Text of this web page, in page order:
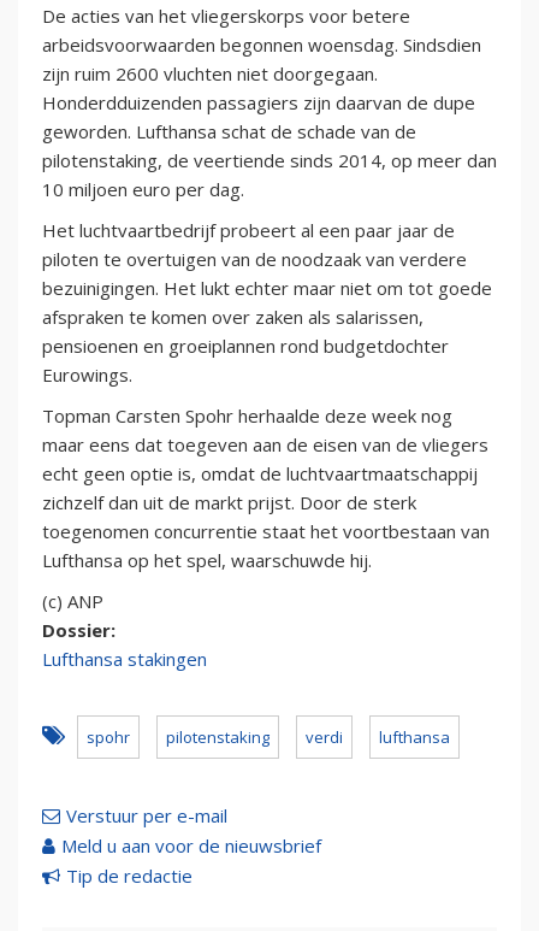
De acties van het vliegerskorps voor betere
arbeidsvoorwaarden begonnen woensdag. Sindsdien
zijn ruim 2600 vluchten niet doorgegaan.
Honderdduizenden passagiers zijn daarvan de dupe
geworden. Lufthansa schat de schade van de
pilotenstaking, de veertiende sinds 2014, op meer dan
10 miljoen euro per dag.
Het luchtvaartbedrijf probeert al een paar jaar de
piloten te overtuigen van de noodzaak van verdere
bezuinigingen. Het lukt echter maar niet om tot goede
afspraken te komen over zaken als salarissen,
pensioenen en groeiplannen rond budgetdochter
Eurowings.
Topman Carsten Spohr herhaalde deze week nog
maar eens dat toegeven aan de eisen van de vliegers
echt geen optie is, omdat de luchtvaartmaatschappij
zichzelf dan uit de markt prijst. Door de sterk
toegenomen concurrentie staat het voortbestaan van
Lufthansa op het spel, waarschuwde hij.
(c) ANP
Dossier:
Lufthansa stakingen
spohr pilotenstaking verdi lufthansa
Verstuur per e-mail
Meld u aan voor de nieuwsbrief
Tip de redactie